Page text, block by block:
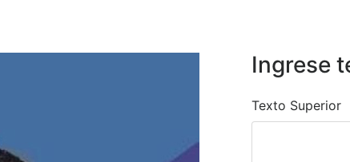
Ingrese
Texto Superior